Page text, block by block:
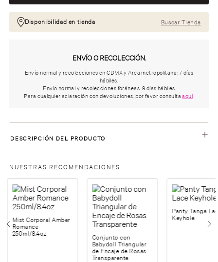
Disponibilidad en tienda Buscar Tienda
ENVÍO O RECOLECCIÓN.
Envío normal y recolecciones en CDMX y Area metropolitana: 7 días
hábiles.
Envío normal y recolecciones foráneas: 9 días hábiles
Para cualquier aclaración con devoluciones, por favor consultaaquí.
DESCRIPCIÓN DEL PRODUCTO
NUESTRAS RECOMENDACIONES
Mist Corporal Amber
Romance
250ml/8.4oz
Conjunto con
Babydoll Triangular
de Encaje de Rosas
Transparente
Panty Tanga
Keyhole